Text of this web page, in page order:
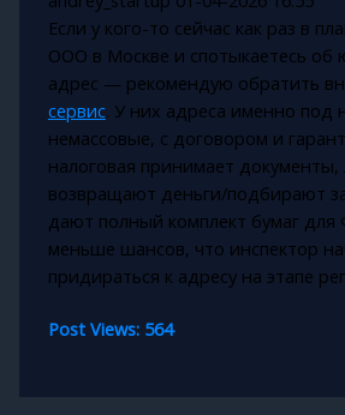
Если у кого-то сейчас как раз в
ООО в Москве и спотыкаетесь об
адрес — рекомендую обратить
сервис. У них адреса именно
немассовые, с договором и
налоговая принимает документы,
возвращают деньги/подбирают
дают полный комплект бумаг для
меньше шансов, что инспектор
придираться к адресу на этапе
Post Views: 564